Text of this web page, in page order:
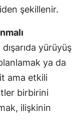
şekillenir.
yürüyüş
ya da
ama etkili
birbirini
ilişkinin